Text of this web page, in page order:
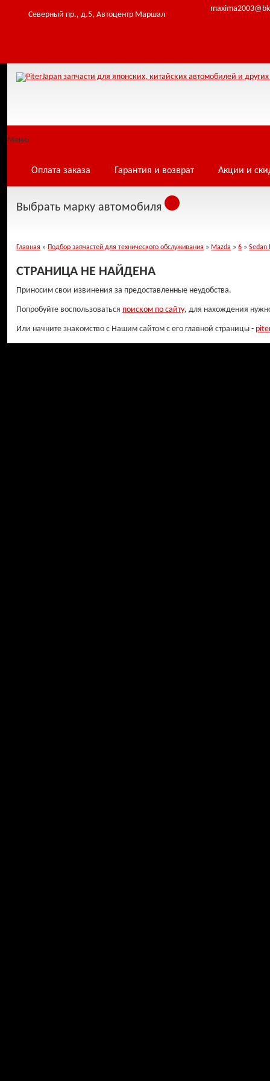
Table 'infowe4f_pjfwds.tomod' doesn't exist Warning: Cannot modify header
/home/i/infowe4f/piterjapan.ru/public_html/core/database.php:22) in /
Северный пр., д.5, Автоцентр Маршал
Меню
Оплата заказа Гарантия и возврат Акции и
Выбрать марку автомобиля
Главная » Подбор запчастей для технического обслуживания » Mazda » 6 » Sedan I
СТРАНИЦА НЕ НАЙДЕНА
Приносим свои извинения за предоставленные неудобства.
Попробуйте воспользоваться поиском по сайту, для нахождения
Или начните знакомство с Нашим сайтом с его главной страницы -